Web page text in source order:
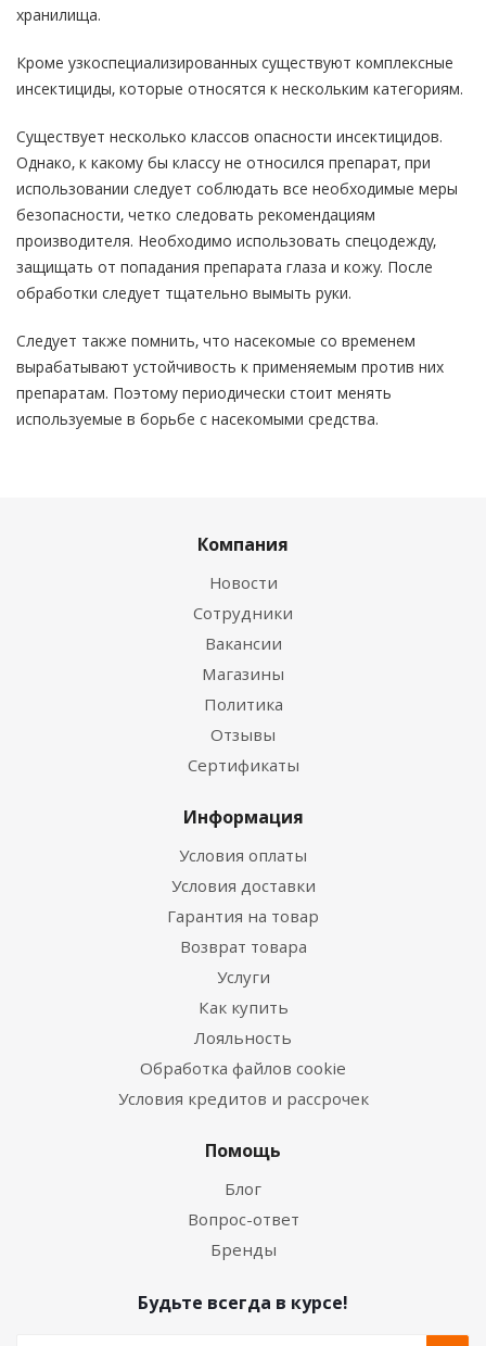
хранилища.
Кроме узкоспециализированных существуют комплексные
инсектициды, которые относятся к нескольким категориям.
Существует несколько классов опасности инсектицидов.
Однако, к какому бы классу не относился препарат, при
использовании следует соблюдать все необходимые меры
безопасности, четко следовать рекомендациям
производителя. Необходимо использовать спецодежду,
защищать от попадания препарата глаза и кожу. После
обработки следует тщательно вымыть руки.
Следует также помнить, что насекомые со временем
вырабатывают устойчивость к применяемым против них
препаратам. Поэтому периодически стоит менять
используемые в борьбе с насекомыми средства.
Компания
Новости
Сотрудники
Вакансии
Магазины
Политика
Отзывы
Сертификаты
Информация
Условия оплаты
Условия доставки
Гарантия на товар
Возврат товара
Услуги
Как купить
Лояльность
Обработка файлов cookie
Условия кредитов и рассрочек
Помощь
Блог
Вопрос-ответ
Бренды
Будьте всегда в курсе!